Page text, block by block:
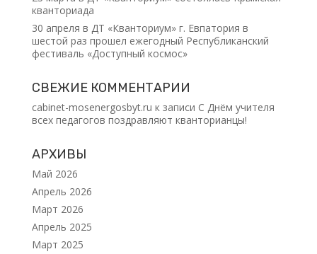
кванториада
30 апреля в ДТ «Кванториум» г. Евпатория в
шестой раз прошел ежегодный Республиканский
фестиваль «Доступный космос»
СВЕЖИЕ КОММЕНТАРИИ
cabinet-mosenergosbyt.ru к записи С Днём учителя
всех педагогов поздравляют кванторианцы!
АРХИВЫ
Май 2026
Апрель 2026
Март 2026
Апрель 2025
Март 2025